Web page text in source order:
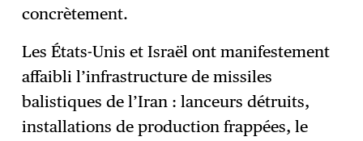
concrètement.
Les États-Unis et Israël ont manifestement
affaibli l’infrastructure de missiles
balistiques de l’Iran : lanceurs détruits,
installations de production frappées, le